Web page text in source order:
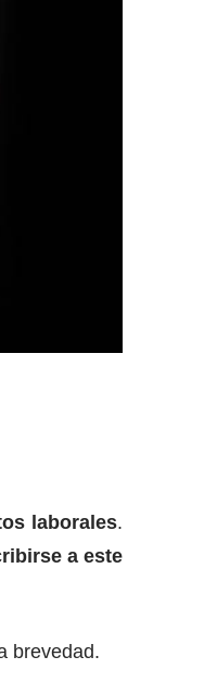
laborales.
a este
brevedad.